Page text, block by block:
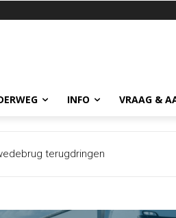
INFO VRAAG &
terugdringen
bedrijven treft: cybercriminelen